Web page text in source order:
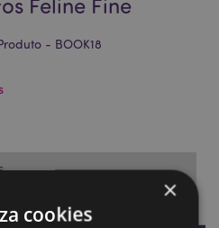
- BOOK18
×
cookies